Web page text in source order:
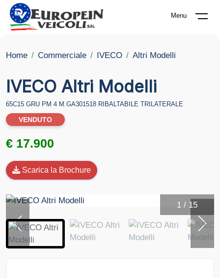
Menu
Home Commerciale IVECO Altri Modelli
IVECO Altri Modelli
65C15 GRU PM 4 M.GA301518 RIBALTABILE TRILATERALE
VENDUTO
€ 17.900
Scarica la Brochure
1 / 15